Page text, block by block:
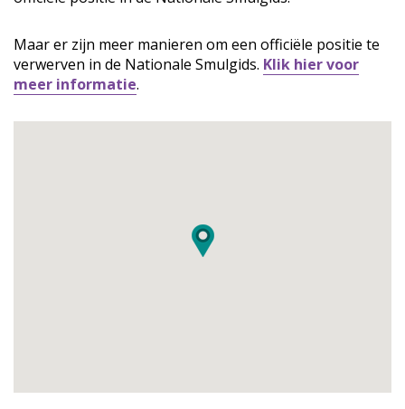
Maar er zijn meer manieren om een officiële positie te
verwerven in de Nationale Smulgids. Klik hier voor
meer informatie.